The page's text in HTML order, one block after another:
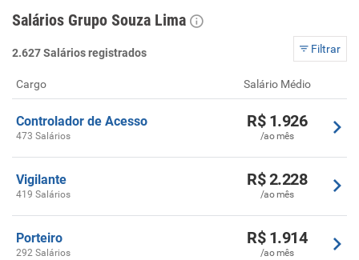
Salários Grupo Souza Lima
2.627 Salários registrados Filtrar
Cargo Salário Médio
Controlador de Acesso
473 Salários
R$ 1.926
/ao mês
Vigilante
419 Salários
R$ 2.228
/ao mês
Porteiro
292 Salários
R$ 1.914
/ao mês